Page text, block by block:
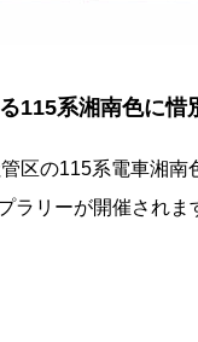
115系湘南色に
区の115系電車湘
ラリーが開催されま